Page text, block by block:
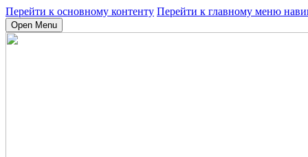
Перейти к основному контенту Перейти к главному меню
Open Menu